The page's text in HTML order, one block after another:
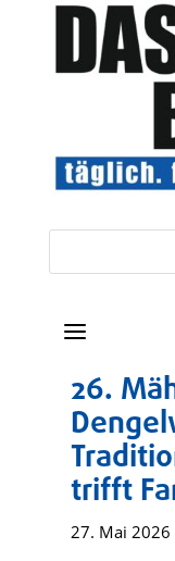
a
26.
trifft
27. Mai 2026